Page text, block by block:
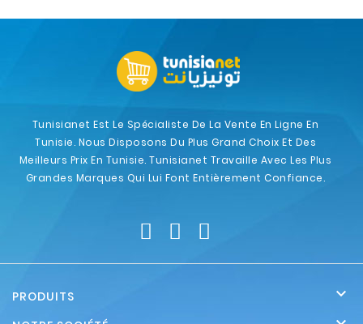
Tunisianet Est Le Spécialiste De La Vente En Ligne En
Tunisie. Nous Disposons Du Plus Grand Choix Et Des
Meilleurs Prix En Tunisie. Tunisianet Travaille Avec Les Plus
Grandes Marques Qui Lui Font Entièrement Confiance.
PRODUITS 